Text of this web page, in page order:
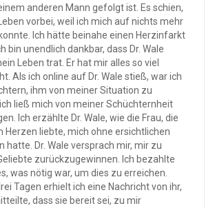
anderen Mann gefolgt ist. Es schien,
vorbei, weil ich mich auf nichts mehr
Ich hätte beinahe einen Herzinfarkt
bin unendlich dankbar, dass Dr. Wale
Leben trat. Er hat mir alles so viel
Als ich online auf Dr. Wale stieß, war ich
ihm von meiner Situation zu
ließ mich von meiner Schüchternheit
Ich erzählte Dr. Wale, wie die Frau, die
Herzen liebte, mich ohne ersichtlichen
hatte. Dr. Wale versprach mir, mir zu
zurückzugewinnen. Ich bezahlte
was nötig war, um dies zu erreichen.
Tagen erhielt ich eine Nachricht von ihr,
dass sie bereit sei, zu mir